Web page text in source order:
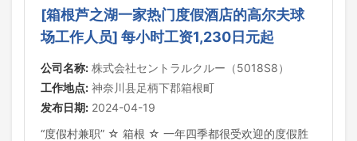
[箱根芦之湖一家热门度假酒店的高尔夫球
场工作人员] 每小时工资1,230日元起
公司名称: 株式会社セントラルクルー（5018S8）
工作地点: 神奈川县足柄下郡箱根町
发布日期: 2024-04-19
“度假村兼职” ☆ 箱根 ☆ 一年四季都很受欢迎的度假胜